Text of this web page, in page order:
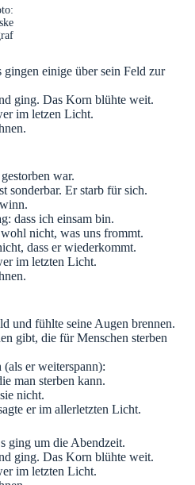
gingen einige über sein Feld zur
ging. Das Korn blühte weit.
im letzen Licht.
war.
sonderbar. Er starb für sich.
dass ich einsam bin.
nicht, was uns frommt.
dass er wiederkommt.
im letzten Licht.
und fühlte seine Augen brennen.
gibt, die für Menschen sterben
er weiterspann):
man sterben kann.
nicht.
er im allerletzten Licht.
ging um die Abendzeit.
ging. Das Korn blühte weit.
im letzten Licht.